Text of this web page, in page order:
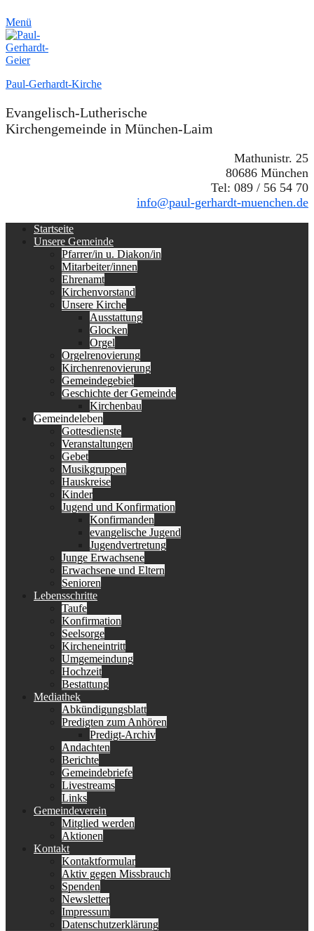
Menü
Paul-Gerhardt-Kirche
Evangelisch-Lutherische
Kirchengemeinde in München-Laim
Mathunistr. 25
80686 München
Tel: 089 / 56 54 70
info@paul-gerhardt-muenchen.de
Erstes
Menü
Startseite
Unsere Gemeinde
Pfarrer/in u. Diakon/in
Mitarbeiter/innen
Ehrenamt
Kirchenvorstand
Unsere Kirche
Ausstattung
Glocken
Orgel
Orgelrenovierung
Kirchenrenovierung
Gemeindegebiet
Geschichte der Gemeinde
Kirchenbau
Gemeindeleben
Gottesdienste
Veranstaltungen
Gebet
Musikgruppen
Hauskreise
Kinder
Jugend und Konfirmation
Konfirmanden
evangelische Jugend
Jugendvertretung
Junge Erwachsene
Erwachsene und Eltern
Senioren
Lebensschritte
Taufe
Konfirmation
Seelsorge
Kircheneintritt
Umgemeindung
Hochzeit
Bestattung
Mediathek
Abkündigungsblatt
Predigten zum Anhören
Predigt-Archiv
Andachten
Berichte
Gemeindebriefe
Livestreams
Links
Gemeindeverein
Mitglied werden
Aktionen
Kontakt
Kontaktformular
Aktiv gegen Missbrauch
Spenden
Newsletter
Impressum
Datenschutzerklärung